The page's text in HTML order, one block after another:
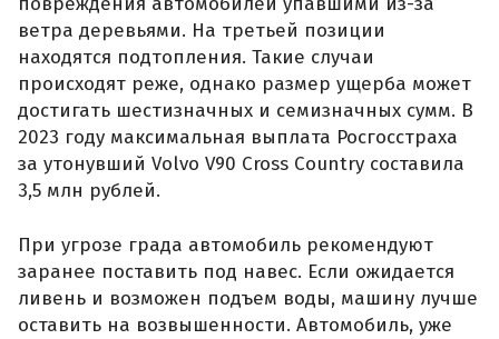
ветра деревьями. На третьей позиции
находятся подтопления. Такие случаи
происходят реже, однако размер ущерба может
достигать шестизначных и семизначных сумм. В
2023 году максимальная выплата Росгосстраха
за утонувший Volvo V90 Cross Country составила
3,5 млн рублей.
При угрозе града автомобиль рекомендуют
заранее поставить под навес. Если ожидается
ливень и возможен подъем воды, машину лучше
оставить на возвышенности. Автомобиль, уже